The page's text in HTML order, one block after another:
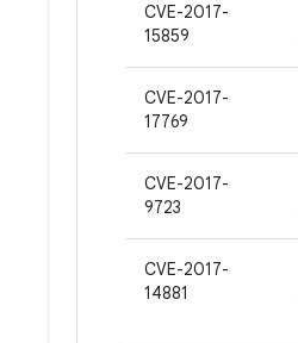
CVE-2017-
15859
CVE-2017-
17769
CVE-2017-
9723
CVE-2017-
14881